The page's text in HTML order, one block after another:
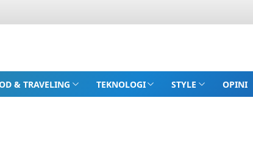
& TRAVELING TEKNOLOGI STYLE OPINI